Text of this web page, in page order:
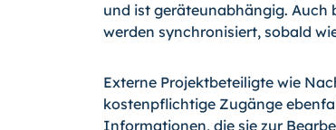
und ist geräteunabhängig.
werden synchronisiert, sobald
Externe Projektbeteiligte wie
kostenpflichtige Zugänge
Informationen, die sie zur